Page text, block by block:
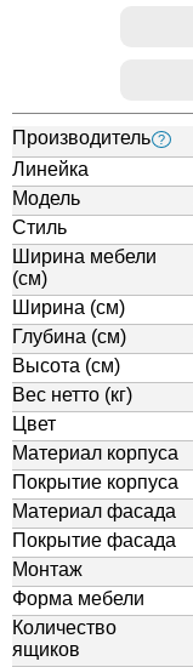
Производитель ?
Линейка
Модель
Стиль
Ширина мебели
(см)
Ширина (см)
Глубина (см)
Высота (см)
Вес нетто (кг)
Цвет
Материал корпуса
Покрытие корпуса
Материал фасада
Покрытие фасада
Монтаж
Форма мебели
Количество
ящиков